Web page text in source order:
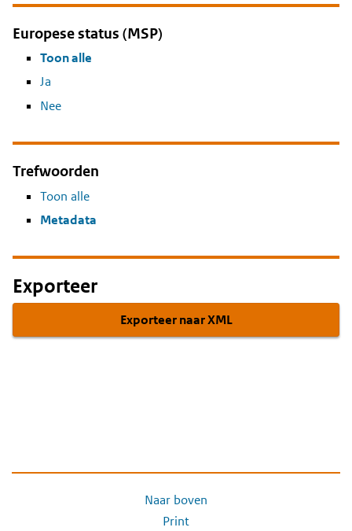
Europese status (MSP)
Toon alle
Ja
Nee
Trefwoorden
Toon alle
Metadata
Exporteer
Exporteer naar XML
Naar boven
Print